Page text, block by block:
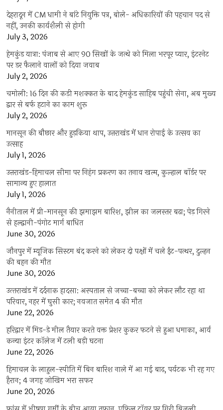
देहरादून में CM धामी ने बांटे नियुक्ति पत्र, बोले- अधिकारियों की पहचान पद से
नहीं, उनकी कार्यशैली से होगी
July 3, 2026
हेमकुंड यात्रा: पंजाब से आए 90 सिखों के जत्थे को मिला भरपूर प्यार, इंटरनेट
पर डर फैलाने वालों को दिया जवाब
July 2, 2026
चमोली: 16 दिन की कड़ी मशक्कत के बाद हेमकुंड साहिब पहुंची सेना, अब मुख्य
द्वार से बर्फ हटाने का काम शुरू
July 2, 2026
मानसून की बौछार और हुड़किया थाप, उत्तराखंड में धान रोपाई के उत्सव का
उत्साह
July 1, 2026
उत्तराखंड-हिमाचल सीमा पर निहंग प्रकरण का तनाव खत्म, कुल्हाल बॉर्डर पर
सामान्य हुए हालात
July 1, 2026
नैनीताल में प्री-मानसून की झमाझम बारिश, झील का जलस्तर बढ़ा; पेड़ गिरने
से हल्द्वानी-पंगोट मार्ग बाधित
June 30, 2026
जौनपुर में म्यूजिक सिस्टम बंद करने को लेकर दो पक्षों में चले ईंट-पत्थर, दुल्हन
की बहन की मौत
June 30, 2026
उत्‍तराखंड में दर्दनाक हादसा: अस्पताल से जच्चा-बच्चा को लेकर लौट रहा था
परिवार, नहर में घुसी कार; नवजात समेत 4 की मौत
June 22, 2026
हरिद्वार में मिड-डे मील तैयार करते वक्त प्रेशर कुकर फटने से हुआ धमाका, आर्य
कन्या इंटर कॉलेज में टली बड़ी घटना
June 22, 2026
हिमाचल के लाहुल-स्पीति में बिन बारिश नाले में आ गई बाढ़, पर्यटक भी रह गए
हैरान; 4 जगह जोखिम भरा सफर
June 20, 2026